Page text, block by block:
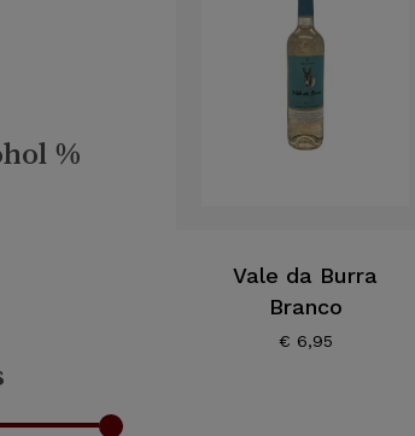
%
Vale da Burra
Branco
€ 6,95